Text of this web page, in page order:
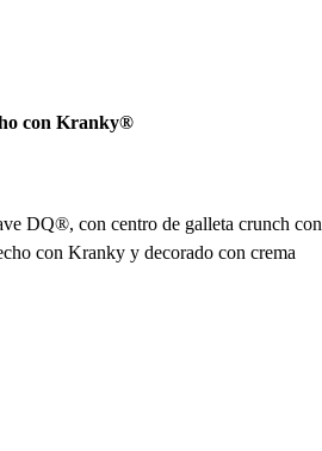
con Kranky®
DQ®, con centro de galleta crunch con
con Kranky y decorado con crema